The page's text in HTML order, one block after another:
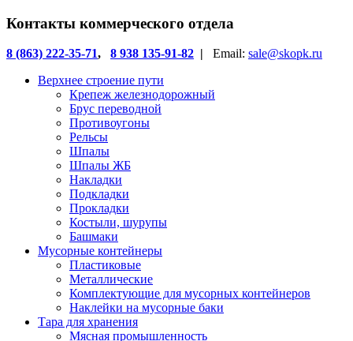
Контакты коммерческого отдела
8 (863) 222-35-71, 8 938 135-91-82 | Email: sale@skopk.ru
Верхнее строение пути
Крепеж железнодорожный
Брус переводной
Противоугоны
Рельсы
Шпалы
Шпалы ЖБ
Накладки
Подкладки
Прокладки
Костыли, шурупы
Башмаки
Мусорные контейнеры
Пластиковые
Металлические
Комплектующие для мусорных контейнеров
Наклейки на мусорные баки
Тара для хранения
Мясная промышленность